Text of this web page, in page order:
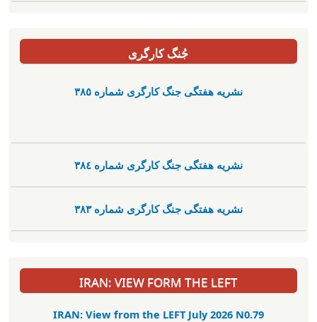
جُنگ کارگری
نشریە هفتگی جنگ کارگری شمارە ٣٨٥
نشریە هفتگی جنگ کارگری شمارە ٣٨٤
نشریە هفتگی جنگ کارگری شمارە ٣٨٣
IRAN: VIEW FORM THE LEFT
IRAN: View from the LEFT July 2026 N0.79